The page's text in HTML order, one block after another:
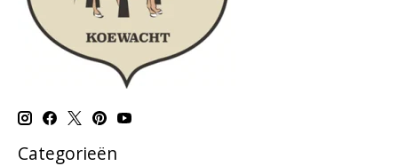
Categorieën